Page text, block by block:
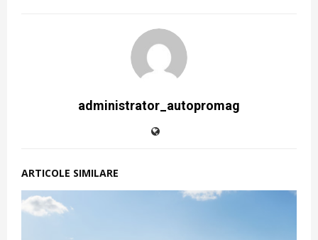
administrator_autopromag
ARTICOLE SIMILARE